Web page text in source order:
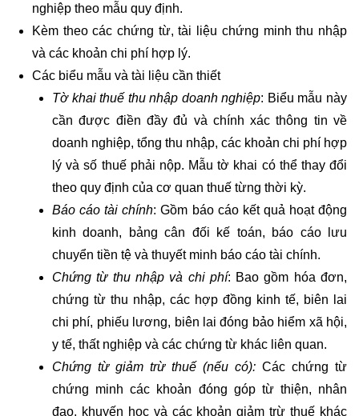
nghiệp theo mẫu quy định.
Kèm theo các chứng từ, tài liệu chứng minh thu nhập
và các khoản chi phí hợp lý.
Các biểu mẫu và tài liệu cần thiết
Tờ khai thuế thu nhập doanh nghiệp: Biểu mẫu này
cần được điền đầy đủ và chính xác thông tin về
doanh nghiệp, tổng thu nhập, các khoản chi phí hợp
lý và số thuế phải nộp. Mẫu tờ khai có thể thay đổi
theo quy định của cơ quan thuế từng thời kỳ.
Báo cáo tài chính: Gồm báo cáo kết quả hoạt động
kinh doanh, bảng cân đối kế toán, báo cáo lưu
chuyển tiền tệ và thuyết minh báo cáo tài chính.
Chứng từ thu nhập và chi phí: Bao gồm hóa đơn,
chứng từ thu nhập, các hợp đồng kinh tế, biên lai
chi phí, phiếu lương, biên lai đóng bảo hiểm xã hội,
y tế, thất nghiệp và các chứng từ khác liên quan.
Chứng từ giảm trừ thuế (nếu có): Các chứng từ
chứng minh các khoản đóng góp từ thiện, nhân
đạo, khuyến học và các khoản giảm trừ thuế khác